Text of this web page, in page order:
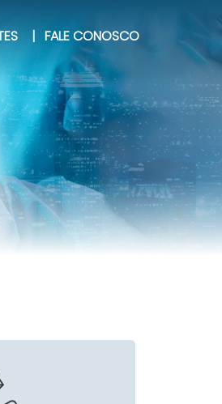
| FALE CONOSCO